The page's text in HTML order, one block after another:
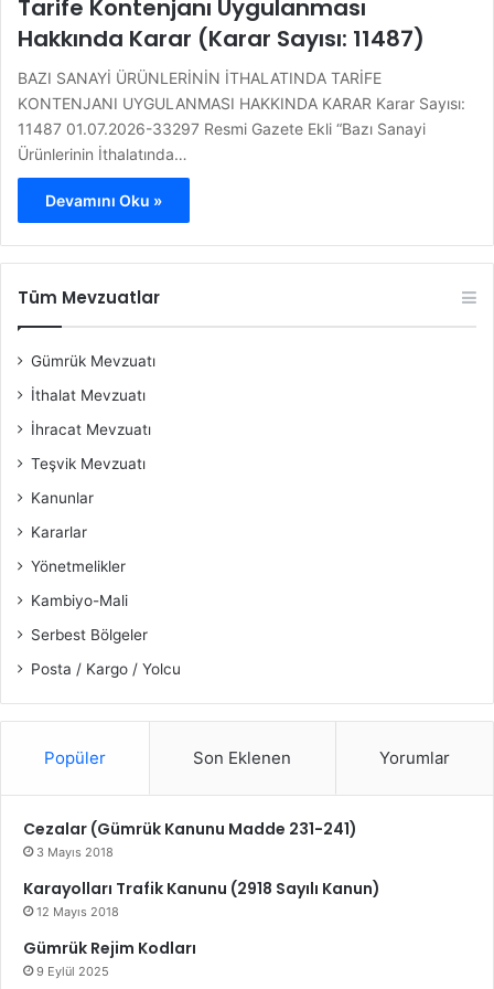
Tarife Kontenjanı Uygulanması
Hakkında Karar (Karar Sayısı: 11487)
BAZI SANAYİ ÜRÜNLERİNİN İTHALATINDA TARİFE
KONTENJANI UYGULANMASI HAKKINDA KARAR Karar Sayısı:
11487 01.07.2026-33297 Resmi Gazete Ekli “Bazı Sanayi
Ürünlerinin İthalatında…
Devamını Oku »
Tüm Mevzuatlar
Gümrük Mevzuatı
İthalat Mevzuatı
İhracat Mevzuatı
Teşvik Mevzuatı
Kanunlar
Kararlar
Yönetmelikler
Kambiyo-Mali
Serbest Bölgeler
Posta / Kargo / Yolcu
Popüler Son Eklenen Yorumlar
Cezalar (Gümrük Kanunu Madde 231-241)
3 Mayıs 2018
Karayolları Trafik Kanunu (2918 Sayılı Kanun)
12 Mayıs 2018
Gümrük Rejim Kodları
9 Eylül 2025